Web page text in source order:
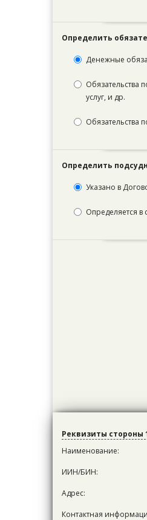
Определить
Денежные
Обязательства
услуг, и др.
Обязательства
Определить
Указано в
Определяется в
Реквизиты стороны
Наименование:
ИИН/БИН:
Адрес:
Контактная